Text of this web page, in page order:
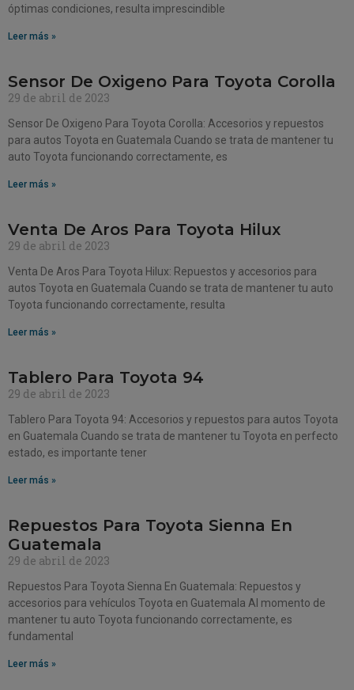
óptimas condiciones, resulta imprescindible
Leer más »
Sensor De Oxigeno Para Toyota Corolla
29 de abril de 2023
Sensor De Oxigeno Para Toyota Corolla: Accesorios y repuestos
para autos Toyota en Guatemala Cuando se trata de mantener tu
auto Toyota funcionando correctamente, es
Leer más »
Venta De Aros Para Toyota Hilux
29 de abril de 2023
Venta De Aros Para Toyota Hilux: Repuestos y accesorios para
autos Toyota en Guatemala Cuando se trata de mantener tu auto
Toyota funcionando correctamente, resulta
Leer más »
Tablero Para Toyota 94
29 de abril de 2023
Tablero Para Toyota 94: Accesorios y repuestos para autos Toyota
en Guatemala Cuando se trata de mantener tu Toyota en perfecto
estado, es importante tener
Leer más »
Repuestos Para Toyota Sienna En
Guatemala
29 de abril de 2023
Repuestos Para Toyota Sienna En Guatemala: Repuestos y
accesorios para vehículos Toyota en Guatemala Al momento de
mantener tu auto Toyota funcionando correctamente, es
fundamental
Leer más »